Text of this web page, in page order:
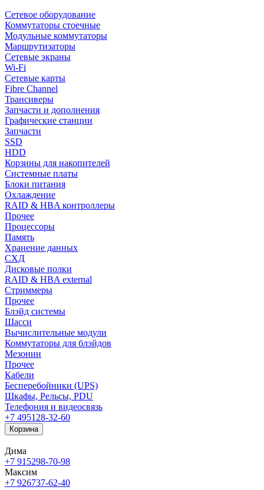
Сетевое оборудование
Коммутаторы стоечные
Модульные коммутаторы
Маршрутизаторы
Сетевые экраны
Wi-Fi
Сетевые карты
Fibre Channel
Трансиверы
Запчасти и дополнения
Графические станции
Запчасти
SSD
HDD
Корзины для накопителей
Системные платы
Блоки питания
Охлаждение
RAID & HBA контроллеры
Прочее
Процессоры
Память
Хранение данных
СХД
Дисковые полки
RAID & HBA external
Стриммеры
Прочее
Блэйд системы
Шасси
Вычислительные модули
Коммутаторы для блэйдов
Мезонин
Прочее
Кабели
Бесперебойники (UPS)
Шкафы, Рельсы, PDU
Телефония и видеосвязь
+7 495128-32-60
Корзина
Дима
+7 915298-70-98
Максим
+7 926737-62-40